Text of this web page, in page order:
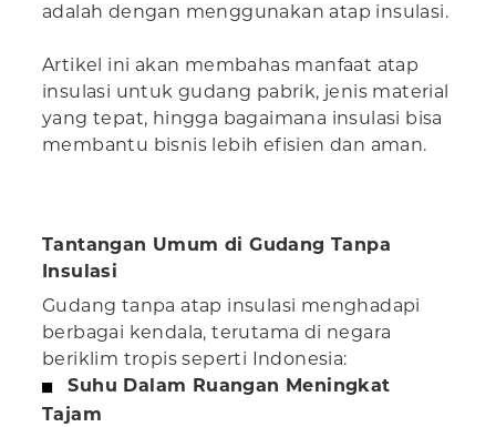
adalah dengan menggunakan atap insulasi.
Artikel ini akan membahas manfaat atap
insulasi untuk gudang pabrik, jenis material
yang tepat, hingga bagaimana insulasi bisa
membantu bisnis lebih efisien dan aman.
Tantangan Umum di Gudang Tanpa
Insulasi
Gudang tanpa atap insulasi menghadapi
berbagai kendala, terutama di negara
beriklim tropis seperti Indonesia:
Suhu Dalam Ruangan Meningkat
Tajam